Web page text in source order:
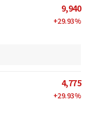
9,940
+29.93%
4,775
+29.93%